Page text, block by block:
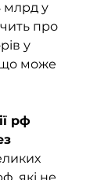
млрд у
про
у
що може
рф